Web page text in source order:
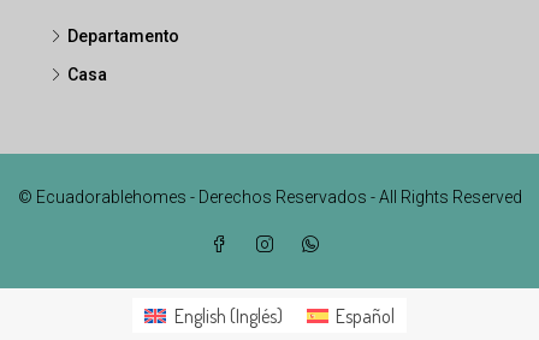
Departamento
Casa
© Ecuadorablehomes - Derechos Reservados - All Rights Reserved
English (Inglés) Español